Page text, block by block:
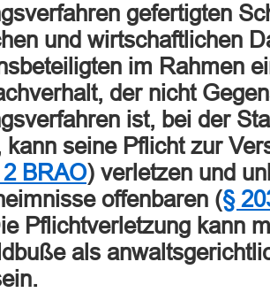
gefertigten
und wirtschaftlichen
im Rahmen
der nicht
ist, bei der
kann seine Pflicht zur
BRAO) verletzen und
offenbaren (§
Pflichtverletzung kann
als